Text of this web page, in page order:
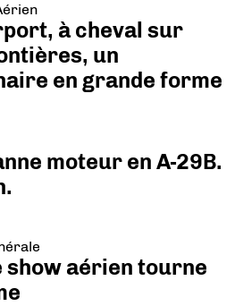
à cheval sur
un
en grande forme
moteur en A-29B.
show aérien tourne